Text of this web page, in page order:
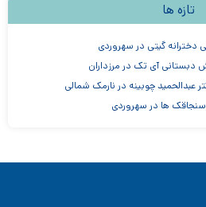
تازه ها
دخترانه گیتی در سهروردی
آی تک در مرزداران
چوبینه در نارمک شمالی
ها در سهروردی
کیان ابر سفید در ظفر